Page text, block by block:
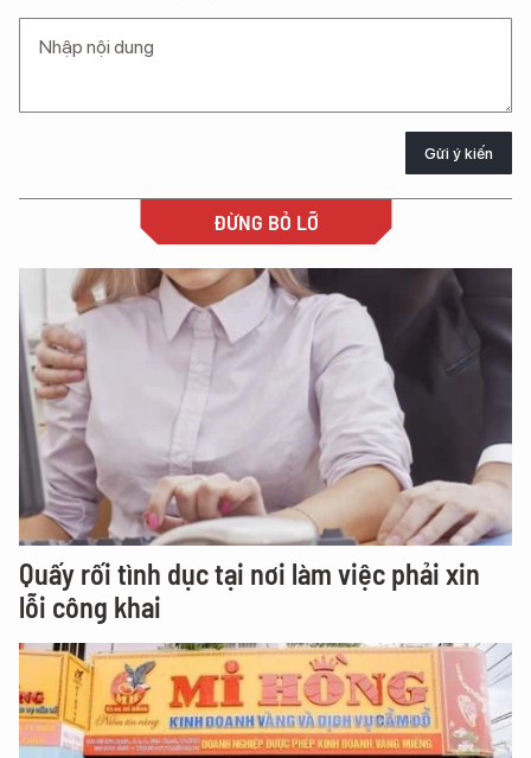
Gửi ý kiến
ĐỪNG BỎ LỠ
Quấy rối tình dục tại nơi làm việc phải xin
lỗi công khai